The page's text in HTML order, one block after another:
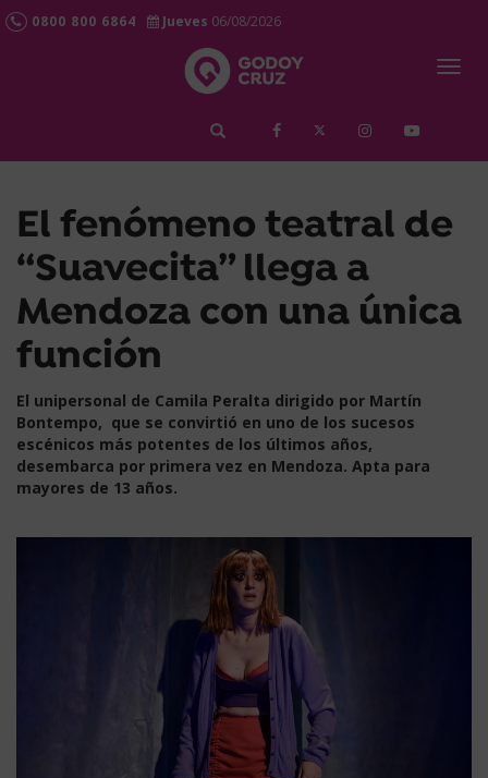
0800 800 6864 Jueves 06/08/2026
El fenómeno teatral de
“Suavecita” llega a
Mendoza con una única
función
El unipersonal de Camila Peralta dirigido por Martín
Bontempo, que se convirtió en uno de los sucesos
escénicos más potentes de los últimos años,
desembarca por primera vez en Mendoza. Apta para
mayores de 13 años.